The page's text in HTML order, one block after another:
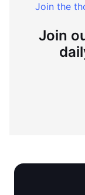
Join the
Join